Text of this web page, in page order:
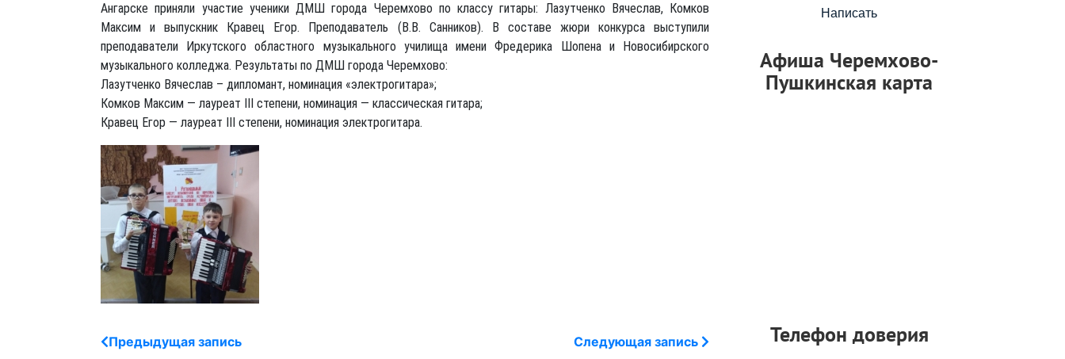
Ангарске приняли участие ученики ДМШ города Черемхово по классу гитары: Лазутченко Вячеслав, Комков
Максим и выпускник Кравец Егор. Преподаватель (В.В. Санников). В составе жюри конкурса выступили
преподаватели Иркутского областного музыкального училища имени Фредерика Шопена и Новосибирского
музыкального колледжа. Результаты по ДМШ города Черемхово:
Лазутченко Вячеслав – дипломант, номинация «электрогитара»;
Комков Максим — лауреат III степени, номинация — классическая гитара;
Кравец Егор — лауреат III степени, номинация электрогитара.
Предыдущая запись Следующая запись
Написать
Афиша Черемхово-
Пушкинская карта
Телефон доверия